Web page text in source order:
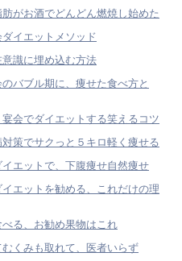
がお酒でどんどん燃焼し始めた
イエットメソッド
識に埋め込む方法
バブル期に、痩せた食べ方と
会でダイエットする笑えるコツ
策でサクっと５キロ軽く痩せる
エットで、下腹痩せ自然痩せ
エットを勧める、これだけの理
る、お勧め果物はこれ
くみも取れて、医者いらず